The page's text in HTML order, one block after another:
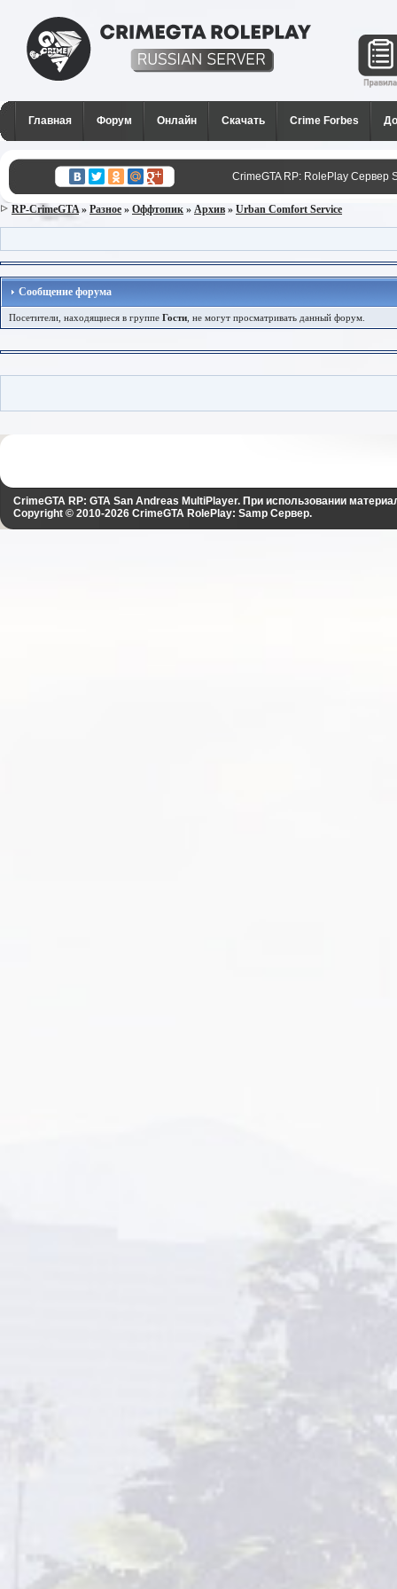
CrimeGTA RP - Лучший РП
сервер SAMP в России для
Главная Форум Онлайн Скачать Crime Forbes
CrimeGTA RP: RolePlay Сервер
RP-CrimeGTA» Разное » Оффтопик » Архив » Urban Comfort Service
Сообщение форума
Посетители, находящиеся в группе Гости , не могут просматривать данный форум.
CrimeGTA RP: GTA San Andreas MultiPlayer. При использовании
Copyright © 2010-2026 CrimeGTA RolePlay: Samp Сервер.